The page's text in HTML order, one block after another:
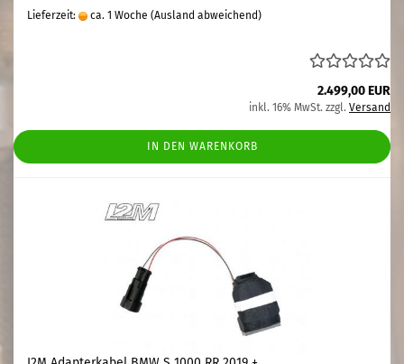
Lieferzeit: ca. 1 Woche (Ausland abweichend)
2.499,00 EUR
inkl. 16% MwSt. zzgl. Versand
IN DEN WARENKORB